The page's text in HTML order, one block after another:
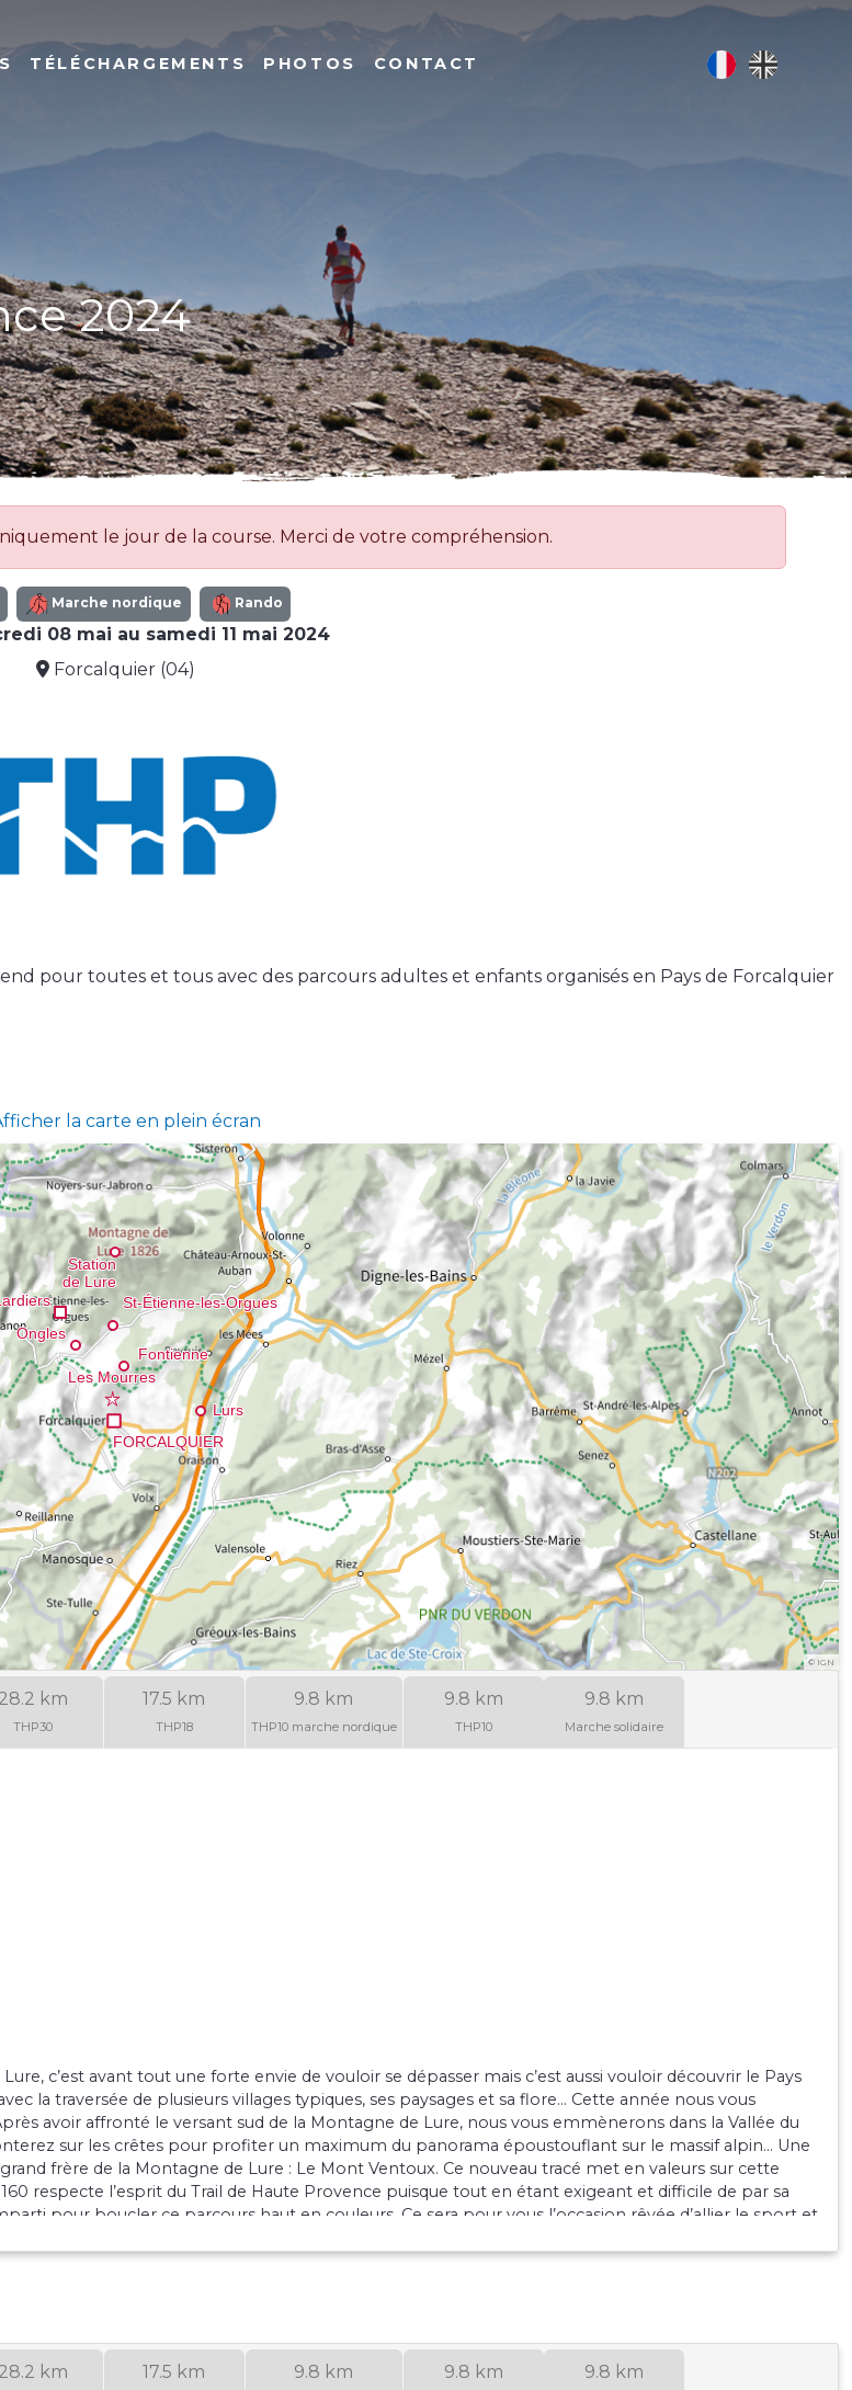
TÉLÉCHARGEMENTS PHOTOS CONTACT
2024
le jour de la course. Merci de votre compréhension.
Marche nordique Rando
08 mai au samedi 11 mai 2024
Forcalquier (04)
pour toutes et tous avec des parcours adultes et enfants organisés en Pays de Forcalquier
la carte en plein écran
© IGN
28.2 km
THP30
17.5 km
THP18
9.8 km
THP10 marche nordique
9.8 km
THP10
9.8 km
Marche solidaire
c’est avant tout une forte envie de vouloir se dépasser mais c’est aussi vouloir découvrir le Pays
la traversée de plusieurs villages typiques, ses paysages et sa flore… Cette année nous vous
avoir affronté le versant sud de la Montagne de Lure, nous vous emmènerons dans la Vallée du
sur les crêtes pour profiter un maximum du panorama époustouflant sur le massif alpin… Une
frère de la Montagne de Lure : Le Mont Ventoux. Ce nouveau tracé met en valeurs sur cette
respecte l’esprit du Trail de Haute Provence puisque tout en étant exigeant et difficile de par sa
pour boucler ce parcours haut en couleurs. Ce sera pour vous l’occasion rêvée d’allier le sport et
28.2 km 17.5 km 9.8 km 9.8 km 9.8 km